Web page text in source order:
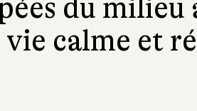
du
vie calme et